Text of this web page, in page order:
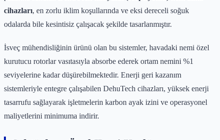
cihazları, en zorlu iklim koşullarında ve eksi dereceli soğuk
odalarda bile kesintisiz çalışacak şekilde tasarlanmıştır.
İsveç mühendisliğinin ürünü olan bu sistemler, havadaki nemi özel
kurutucu rotorlar vasıtasıyla absorbe ederek ortam nemini %1
seviyelerine kadar düşürebilmektedir. Enerji geri kazanım
sistemleriyle entegre çalışabilen DehuTech cihazları, yüksek enerji
tasarrufu sağlayarak işletmelerin karbon ayak izini ve operasyonel
maliyetlerini minimuma indirir.